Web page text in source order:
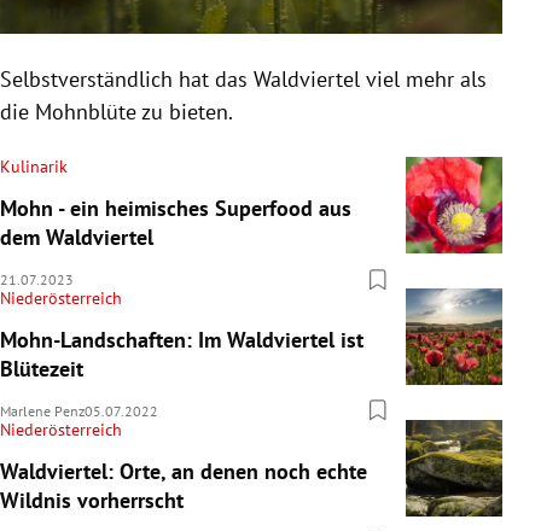
Selbstverständlich hat das Waldviertel viel mehr als
die Mohnblüte zu bieten.
Kulinarik
Mohn - ein heimisches Superfood aus
dem Waldviertel
21.07.2023
Niederösterreich
Mohn-Landschaften: Im Waldviertel ist
Blütezeit
Marlene Penz05.07.2022
Niederösterreich
Waldviertel: Orte, an denen noch echte
Wildnis vorherrscht